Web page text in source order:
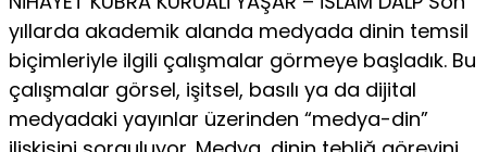
yıllarda akademik alanda medyada dinin temsil
biçimleriyle ilgili çalışmalar görmeye başladık. Bu
çalışmalar görsel, işitsel, basılı ya da dijital
medyadaki yayınlar üzerinden “medya-din”